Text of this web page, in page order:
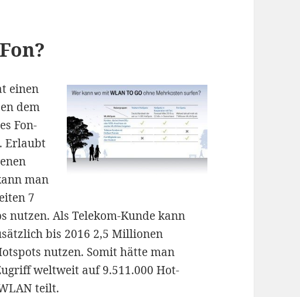
einen
dem
Fon-
Erlaubt
man
7
nutzen. Als Telekom-Kunde kann
bis 2016 2,5 Millionen
nutzen. Somit hätte man
weltweit auf 9.511.000 Hot-
teilt.